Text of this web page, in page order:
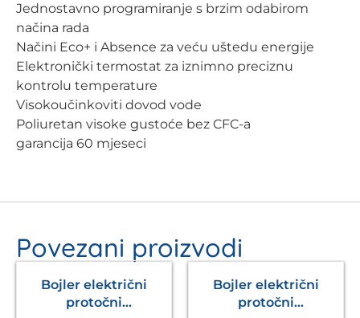
Jednostavno programiranje s brzim odabirom
načina rada
Načini Eco+ i Absence za veću uštedu energije
Elektronički termostat za iznimno preciznu
kontrolu temperature
Visokoučinkoviti dovod vode
Poliuretan visoke gustoće bez CFC-a
garancija 60 mjeseci
Povezani proizvodi
Bojler električni
protočni
Bojler električni
protočni